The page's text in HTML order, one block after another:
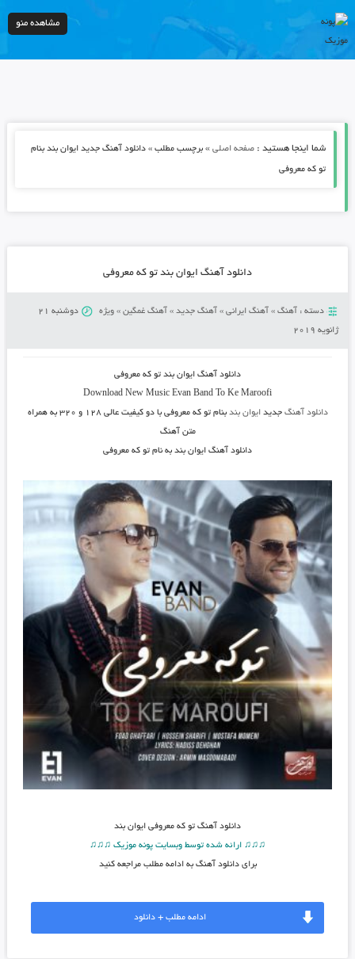
مشاهده منو
شما اینجا هستید : صفحه اصلی» برچسب مطلب » دانلود آهنگ جدید ایوان بند بنام
تو که معروفی
دانلود آهنگ ایوان بند تو که معروفی
دسته : آهنگ» آهنگ ایرانی» آهنگ جدید» آهنگ غمگین» ویژه
دوشنبه 21
ژانویه 2019
دانلود آهنگ ایوان بند تو که معروفی
Download New Music Evan Band To Ke Maroofi
دانلود آهنگ جدیدایوان بند بنام تو که معروفی
با دو کیفیت عالی ۱۲۸ و ۳۲۰ به همراه
متن آهنگ
دانلود آهنگ ایوان بند به نام تو که معروفی
دانلود آهنگتو که معروفی ایوان بند
♫♫♫ ارائه شده توسط وبسایت پونه موزیک ♫♫♫
برای دانلود آهنگ به ادامه مطلب مراجعه کنید
ادامه مطلب + دانلود